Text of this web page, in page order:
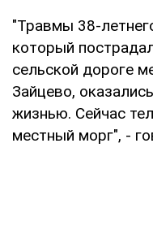
"Травмы 38-
который
сельской дороге
Зайцево,
жизнью. Сейчас
местный морг", -